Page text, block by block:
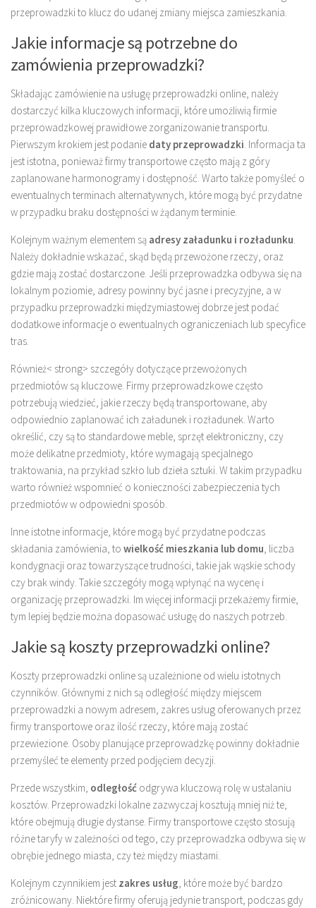
przeprowadzki to klucz do udanej zmiany miejsca zamieszkania.
Jakie informacje są potrzebne do
zamówienia przeprowadzki?
Składając zamówienie na usługę przeprowadzki online, należy
dostarczyć kilka kluczowych informacji, które umożliwią firmie
przeprowadzkowej prawidłowe zorganizowanie transportu.
Pierwszym krokiem jest podanie daty przeprowadzki. Informacja ta
jest istotna, ponieważ firmy transportowe często mają z góry
zaplanowane harmonogramy i dostępność. Warto także pomyśleć o
ewentualnych terminach alternatywnych, które mogą być przydatne
w przypadku braku dostępności w żądanym terminie.
Kolejnym ważnym elementem są adresy załadunku i rozładunku.
Należy dokładnie wskazać, skąd będą przewożone rzeczy, oraz
gdzie mają zostać dostarczone. Jeśli przeprowadzka odbywa się na
lokalnym poziomie, adresy powinny być jasne i precyzyjne, a w
przypadku przeprowadzki międzymiastowej dobrze jest podać
dodatkowe informacje o ewentualnych ograniczeniach lub specyfice
tras.
Również< strong> szczegóły dotyczące przewożonych
przedmiotów są kluczowe. Firmy przeprowadzkowe często
potrzebują wiedzieć, jakie rzeczy będą transportowane, aby
odpowiednio zaplanować ich załadunek i rozładunek. Warto
określić, czy są to standardowe meble, sprzęt elektroniczny, czy
może delikatne przedmioty, które wymagają specjalnego
traktowania, na przykład szkło lub dzieła sztuki. W takim przypadku
warto również wspomnieć o konieczności zabezpieczenia tych
przedmiotów w odpowiedni sposób.
Inne istotne informacje, które mogą być przydatne podczas
składania zamówienia, to wielkość mieszkania lub domu, liczba
kondygnacji oraz towarzyszące trudności, takie jak wąskie schody
czy brak windy. Takie szczegóły mogą wpłynąć na wycenę i
organizację przeprowadzki. Im więcej informacji przekażemy firmie,
tym lepiej będzie można dopasować usługę do naszych potrzeb.
Jakie są koszty przeprowadzki online?
Koszty przeprowadzki online są uzależnione od wielu istotnych
czynników. Głównymi z nich są odległość między miejscem
przeprowadzki a nowym adresem, zakres usług oferowanych przez
firmy transportowe oraz ilość rzeczy, które mają zostać
przewiezione. Osoby planujące przeprowadzkę powinny dokładnie
przemyśleć te elementy przed podjęciem decyzji.
Przede wszystkim, odległość odgrywa kluczową rolę w ustalaniu
kosztów. Przeprowadzki lokalne zazwyczaj kosztują mniej niż te,
które obejmują długie dystanse. Firmy transportowe często stosują
różne taryfy w zależności od tego, czy przeprowadzka odbywa się w
obrębie jednego miasta, czy też między miastami.
Kolejnym czynnikiem jest zakres usług, które może być bardzo
zróżnicowany. Niektóre firmy oferują jedynie transport, podczas gdy